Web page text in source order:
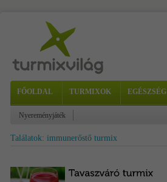
FŐOLDAL TURMIXOK EGÉSZSÉG
Nyereményjáték
Találatok: immunerőstő turmix